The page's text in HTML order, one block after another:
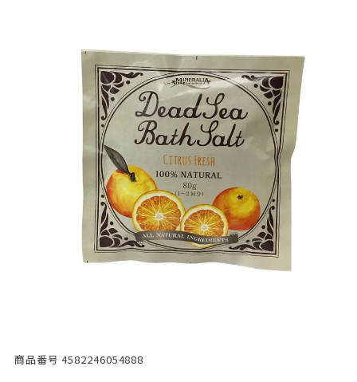
商品番号 4582246054888